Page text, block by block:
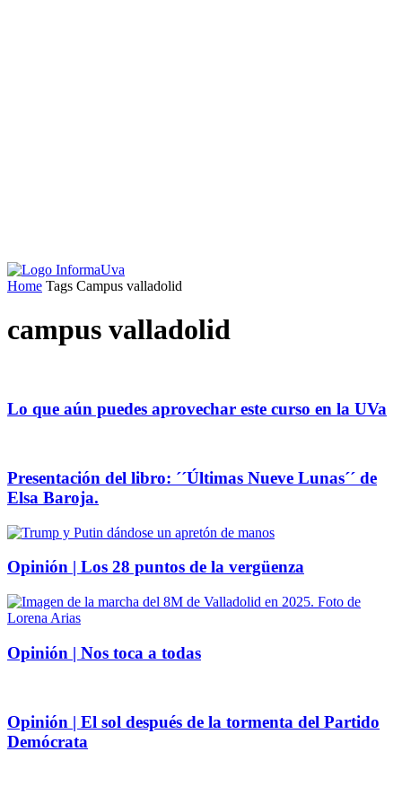
Home Tags Campus valladolid
campus valladolid
Lo que aún puedes aprovechar este curso en la UVa
Presentación del libro: ´´Últimas Nueve Lunas´´ de
Elsa Baroja.
Opinión | Los 28 puntos de la vergüenza
Opinión | Nos toca a todas
Opinión | El sol después de la tormenta del Partido
Demócrata